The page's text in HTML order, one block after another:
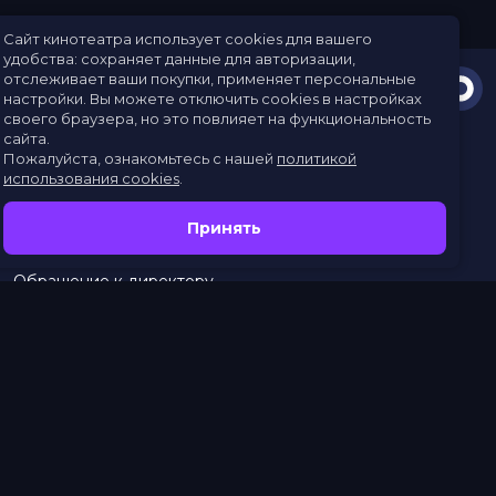
Расписание
Заведения
Обращение к директору
Сайт кинотеатра использует cookies для вашего
удобства: сохраняет данные для авторизации,
отслеживает ваши покупки, применяет персональные
настройки. Вы можете отключить cookies в настройках
своего браузера, но это повлияет на функциональность
сайта.
Пожалуйста, ознакомьтесь с нашейполитикой
использования cookies
Принять